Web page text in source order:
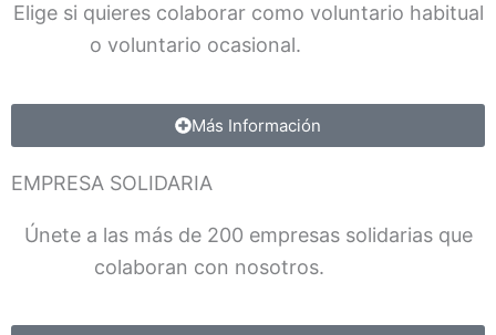
Elige si quieres colaborar como voluntario habitual
o voluntario ocasional.
Más Información
EMPRESA SOLIDARIA
Únete a las más de 200 empresas solidarias que
colaboran con nosotros.